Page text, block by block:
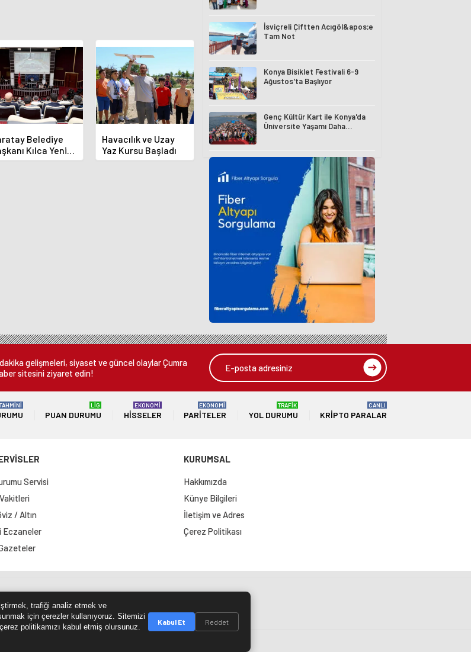
Belediye
Kılca Yeni
Açıkladı
Havacılık ve Uzay
Yaz Kursu Başladı
İsviçreli Çiftten Acıgöl&apos;e
Tam Not
Konya Bisiklet Festivali 6-9
Ağustos'ta Başlıyor
Genç Kültür Kart ile Konya'da
Üniversite Yaşamı Daha
gelişmeleri, siyaset ve güncel olaylar Çumra
sitesini ziyaret edin!
TAHMİNİ
PUAN DURUMU
LİG
HISSELER
EKONOMİ
PARITELER
EKONOMİ
YOL DURUMU
TRAFİK
KRIPTO PARALAR
CANLI
Servisi
/ Altın
Eczaneler
KURUMSAL
Hakkımızda
Künye Bilgileri
İletişim ve Adres
Çerez Politikası
Çumra Postası
trafiği analiz etmek ve
için çerezler kullanıyoruz. Sitemizi
politikamızı kabul etmiş olursunuz.
Kabul Et Reddet